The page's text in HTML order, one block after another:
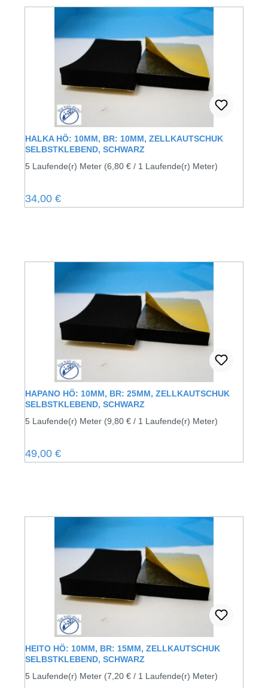
HALKA HÖ: 10MM, BR: 10MM, ZELLKAUTSCHUK
SELBSTKLEBEND, SCHWARZ
5 Laufende(r) Meter (6,80 € / 1 Laufende(r) Meter)
Regulärer Preis:
34,00 €
HAPANO HÖ: 10MM, BR: 25MM, ZELLKAUTSCHUK
SELBSTKLEBEND, SCHWARZ
5 Laufende(r) Meter (9,80 € / 1 Laufende(r) Meter)
Regulärer Preis:
49,00 €
HEITO HÖ: 10MM, BR: 15MM, ZELLKAUTSCHUK
SELBSTKLEBEND, SCHWARZ
5 Laufende(r) Meter (7,20 € / 1 Laufende(r) Meter)